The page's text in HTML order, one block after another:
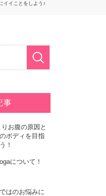
イイことをしよう♪
事
お腹の原因と
ボディを目指
！
について！
はのお悩みに